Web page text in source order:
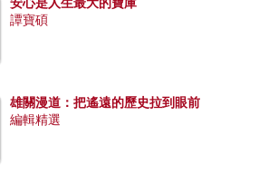
譚寶碩
雄關漫道：把遙遠的歷史拉到眼前
編輯精選